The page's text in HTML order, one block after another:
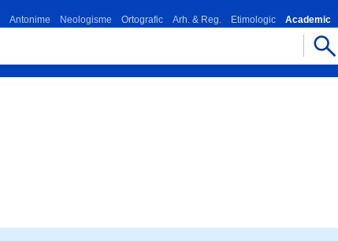
Antonime Neologisme Ortografic Arh. & Reg. Etimologic Academic